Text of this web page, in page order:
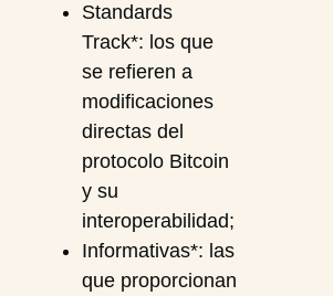
Standards
Track*: los que
se refieren a
modificaciones
directas del
protocolo Bitcoin
y su
interoperabilidad;
Informativas*: las
que proporcionan